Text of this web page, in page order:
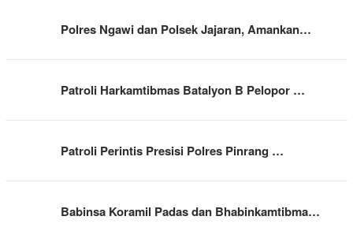
Polres Ngawi dan Polsek Jajaran, Amankan…
Patroli Harkamtibmas Batalyon B Pelopor …
Patroli Perintis Presisi Polres Pinrang …
Babinsa Koramil Padas dan Bhabinkamtibma…